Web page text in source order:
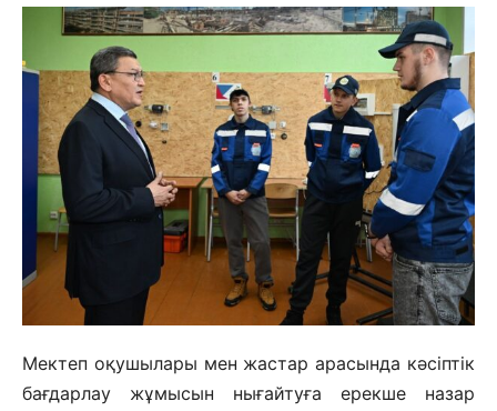
Мектеп оқушылары мен жастар арасында кәсіптік
бағдарлау жұмысын нығайтуға ерекше назар